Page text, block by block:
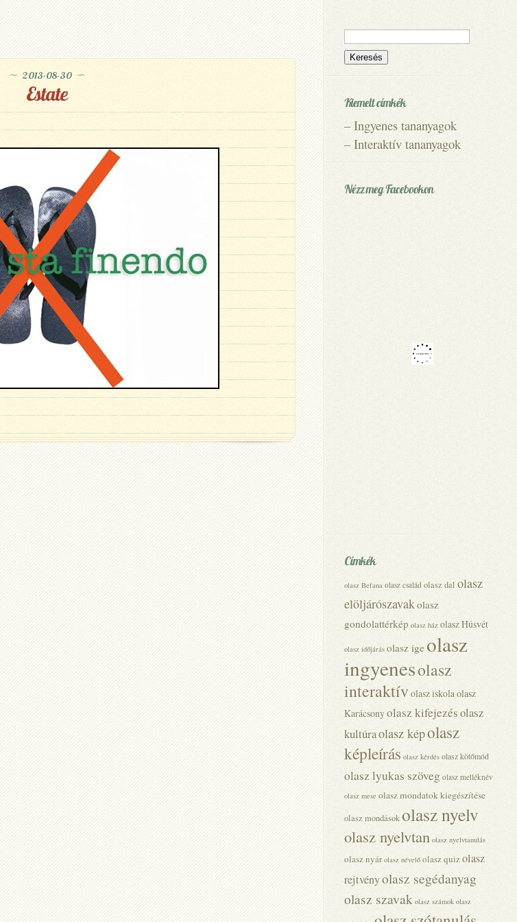
2013-08-30
Estate
Keresés:
Kiemelt címkék
–Ingyenes tananyagok
–Interaktív tananyagok
Nézz meg Facebookon
Címkék
olasz Befana olasz család olasz dal olasz
elöljárószavakolasz
gondolattérkép olasz ház olasz Húsvét
olasz időjárás olasz ige olasz
ingyenesolasz
interaktívolasz iskolaolasz
Karácsonyolasz kifejezésolasz
kultúraolasz képolasz
képleírás olasz kérdés olasz kötőmód
olasz lyukas szöveg olasz melléknév
olasz mese olasz mondatok kiegészítése
olasz mondásokolasz nyelv
olasz nyelvtan olasz nyelvtanulás
olasz nyár olasz névelő olasz quizolasz
rejtvényolasz segédanyag
olasz szavak olasz számok olasz